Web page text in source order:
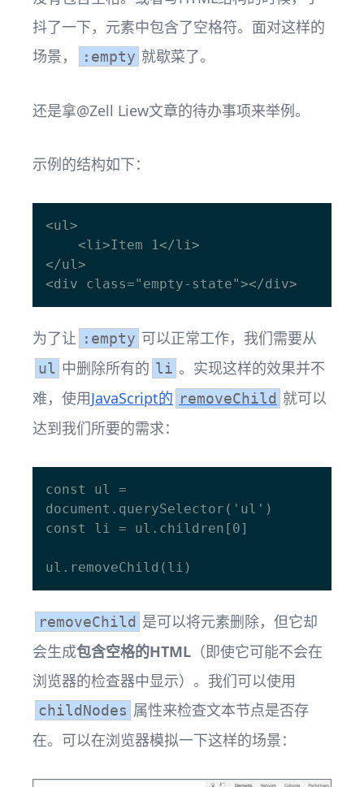
抖了一下，元素中包含了空格符。面对这样的
场景，
:empty 就歇菜了。
还是拿@Zell Liew文章的待办事项来举例。
示例的结构如下：
<ul>
</ul>
为了让 :empty 可以正常工作，我们需要从
ul 中删除所有的 li 。实现这样的效果并不
难，使用JavaScript的 removeChild 就可以
达到我们所要的需求：
const ul =
document.querySelector('ul')
const li = ul.children[0]
removeChild 是可以将元素删除，但它却
会生成包含空格的HTML （即使它可能不会在
浏览器的检查器中显示）。我们可以使用
childNodes 属性来检查文本节点是否存
在。可以在浏览器模拟一下这样的场景：